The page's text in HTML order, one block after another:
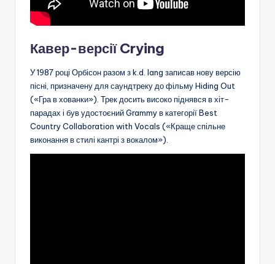
Кавер-версії Crying
У 1987 році Орбісон разом з k.d. lang записав нову версію
пісні, призначену для саундтреку до фільму Hiding Out
(«Гра в хованки»). Трек досить високо піднявся в хіт-
парадах і був удостоєний Grammy в категорії Best
Country Collaboration with Vocals («Краще спільне
виконання в стилі кантрі з вокалом»).